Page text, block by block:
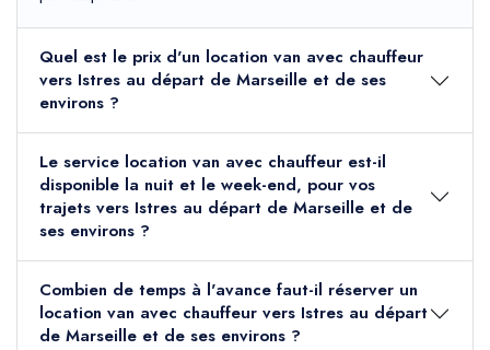
Quel est le prix d'un location van avec chauffeur
vers Istres au départ de Marseille et de ses
environs ?
Le service location van avec chauffeur est-il
disponible la nuit et le week-end, pour vos
trajets vers Istres au départ de Marseille et de
ses environs ?
Combien de temps à l'avance faut-il réserver un
location van avec chauffeur vers Istres au départ
de Marseille et de ses environs ?